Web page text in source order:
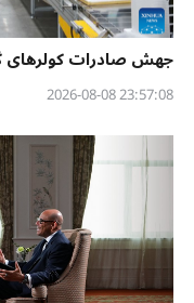
جهش صادرات کولرهای
23:57:08 2026-08-08